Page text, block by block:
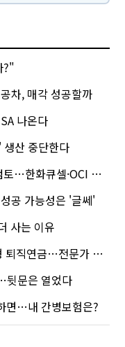
?"
차, 매각 성공할까
나온다
생산 중단한다
큐셀·OCI 영향은?
공 가능성은 '글쎄'
사는 이유
연금…전문가 조언은
뒷문은 열었다
면…내 간병보험은?